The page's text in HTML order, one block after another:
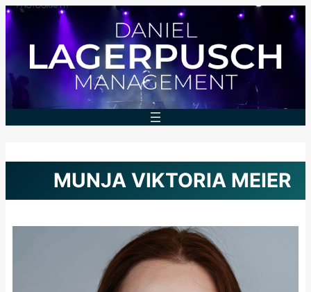
Zum
Inhalt
springen
MUNJA VIKTORIA MEIER